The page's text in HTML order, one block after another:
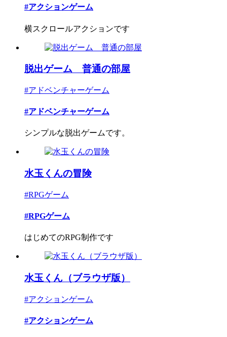
#アクションゲーム
横スクロールアクションです
脱出ゲーム 普通の部屋
#アドベンチャーゲーム
#アドベンチャーゲーム
シンプルな脱出ゲームです。
水玉くんの冒険
#RPGゲーム
#RPGゲーム
はじめてのRPG制作です
水玉くん（ブラウザ版）
#アクションゲーム
#アクションゲーム